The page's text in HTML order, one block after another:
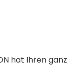
hat Ihren ganz